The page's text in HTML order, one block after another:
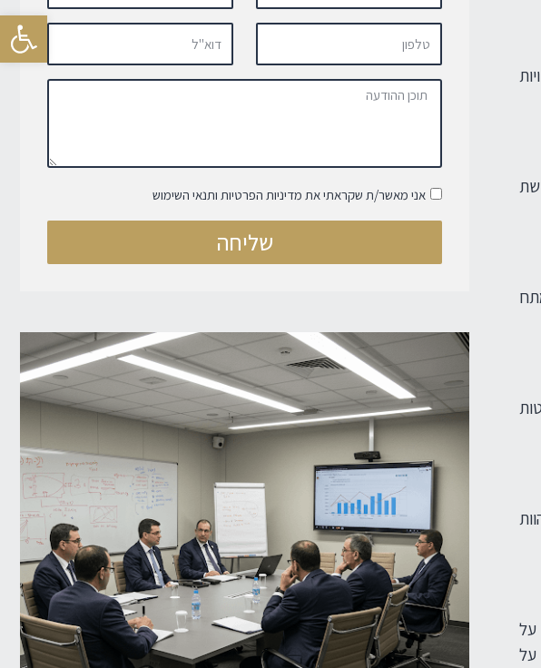
פתח
על
על
אני מאשר/ת שקראתי את מדיניות הפרטיות ותנאי השימוש
שליחה